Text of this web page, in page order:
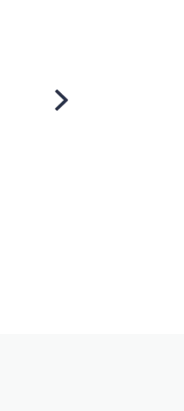
Scroll